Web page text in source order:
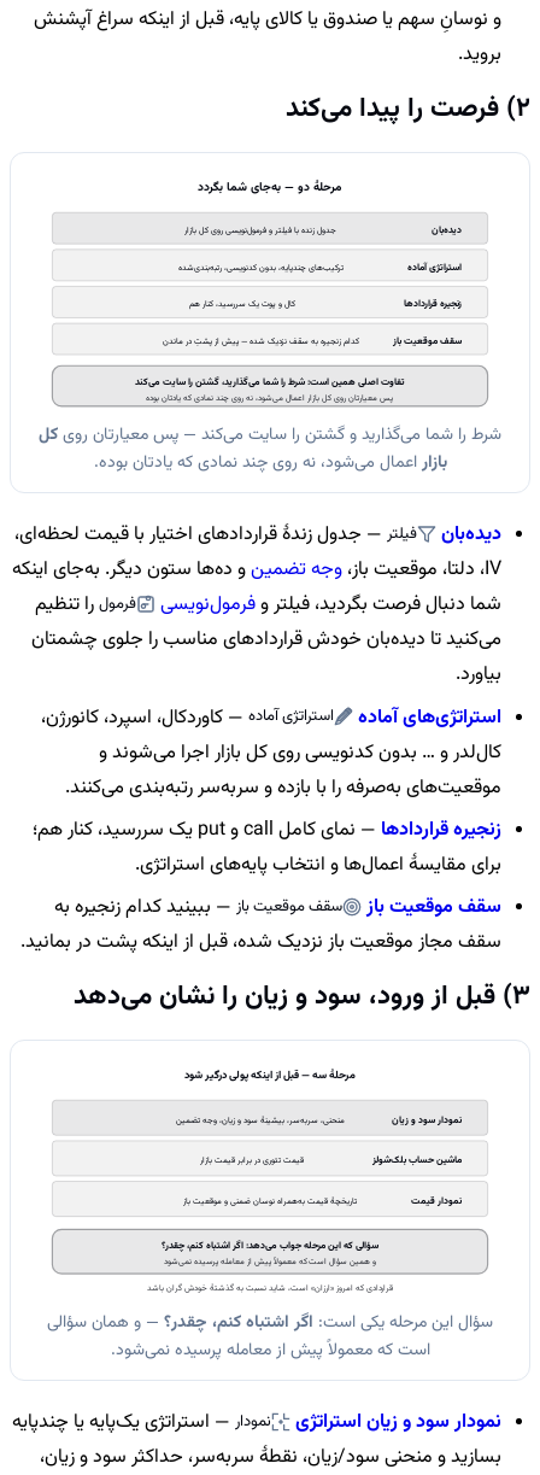
و نوسانِ سهم یا صندوق یا کالای پایه، قبل از اینکه سراغ آپشنش
بروید.
2) فرصت را پیدا می‌کند
مرحلهٔ دو — به‌جای شما بگردد
دیده‌بان جدول زنده با فیلتر و فرمول‌نویسی روی کل بازار
استراتژی آماده ترکیب‌های چندپایه، بدون کدنویسی، رتبه‌بندی‌شده
زنجیره قراردادها کال و پوت یک سررسید، کنار هم
سقف موقعیت باز کدام زنجیره به سقف نزدیک شده — پیش از پشتِ در ماندن
تفاوت اصلی همین است: شرط را شما می‌گذارید، گشتن را سایت می‌کند
پس معیارتان روی کل بازار اعمال می‌شود، نه روی چند نمادی که یادتان بوده
شرط را شما می‌گذارید و گشتن را سایت می‌کند — پس معیارتان رویکل
بازاراعمال می‌شود، نه روی چند نمادی که یادتان بوده.
دیده‌بان فیلتر — جدول زندهٔ قراردادهای اختیار با قیمت لحظه‌ای،
IV، دلتا، موقعیت باز،
وجه تضمینو ده‌ها ستون دیگر. به‌جای اینکه
شما دنبال فرصت بگردید، فیلتر وفرمول‌نویسی فرمولرا تنظیم
می‌کنید تا دیده‌بان خودش قراردادهای مناسب را جلوی چشمتان
بیاورد.
استراتژی‌های آماده
استراتژی آماده — کاوردکال، اسپرد، کانورژن،
کال‌لدر و … بدون کدنویسی روی کل بازار اجرا می‌شوند و
موقعیت‌های به‌صرفه را با بازده و سربه‌سر رتبه‌بندی می‌کنند.
زنجیره قراردادها
— نمای کامل call و put یک سررسید، کنار هم؛
برای مقایسهٔ اعمال‌ها و انتخاب پایه‌های استراتژی.
سقف موقعیت باز
سقف موقعیت باز — ببینید کدام زنجیره به
سقف مجاز موقعیت باز نزدیک شده، قبل از اینکه پشت در بمانید.
3) قبل از ورود، سود و زیان را نشان می‌دهد
مرحلهٔ سه — قبل از اینکه پولی درگیر شود
نمودار سود و زیان منحنی، سربه‌سر، بیشینهٔ سود و زیان، وجه تضمین
ماشین حساب بلک‌شولز قیمت تئوری در برابر قیمت بازار
نمودار قیمت تاریخچهٔ قیمت به‌همراه نوسان ضمنی و موقعیت باز
سؤالی که این مرحله جواب می‌دهد: اگر اشتباه کنم، چقدر؟
و همین سؤال است که معمولاً پیش از معامله پرسیده نمی‌شود
قراردادی که امروز «ارزان» است، شاید نسبت به گذشتهٔ خودش گران باشد
سؤال این مرحله یکی است: اگر اشتباه کنم، چقدر؟ — و همان سؤالی
است که معمولاً پیش از معامله پرسیده نمی‌شود.
نمودار سود و زیان استراتژی نمودار — استراتژی یک‌پایه یا چندپایه
بسازید و منحنی سود/زیان، نقطهٔ سربه‌سر، حداکثر سود و زیان،